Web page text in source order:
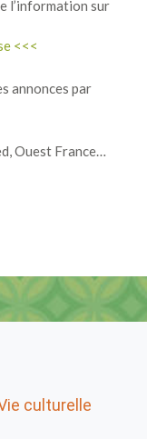
l’information sur
<<<
annonces par
Ouest France…
culturelle